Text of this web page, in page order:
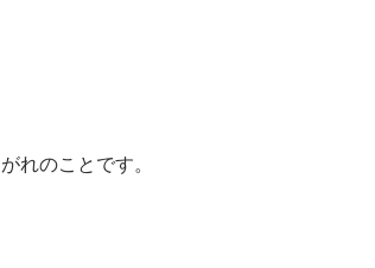
れのことです。